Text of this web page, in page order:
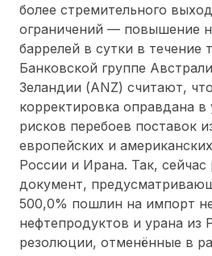
более стремительного
ограничений — повышение
баррелей в сутки в течение
Банковской группе
Зеландии (ANZ) считают,
корректировка оправдана в
рисков перебоев поставок
европейских и
России и Ирана. Так, сейчас
документ,
500,0% пошлин на импорт
нефтепродуктов и урана из
резолюции, отменённые в